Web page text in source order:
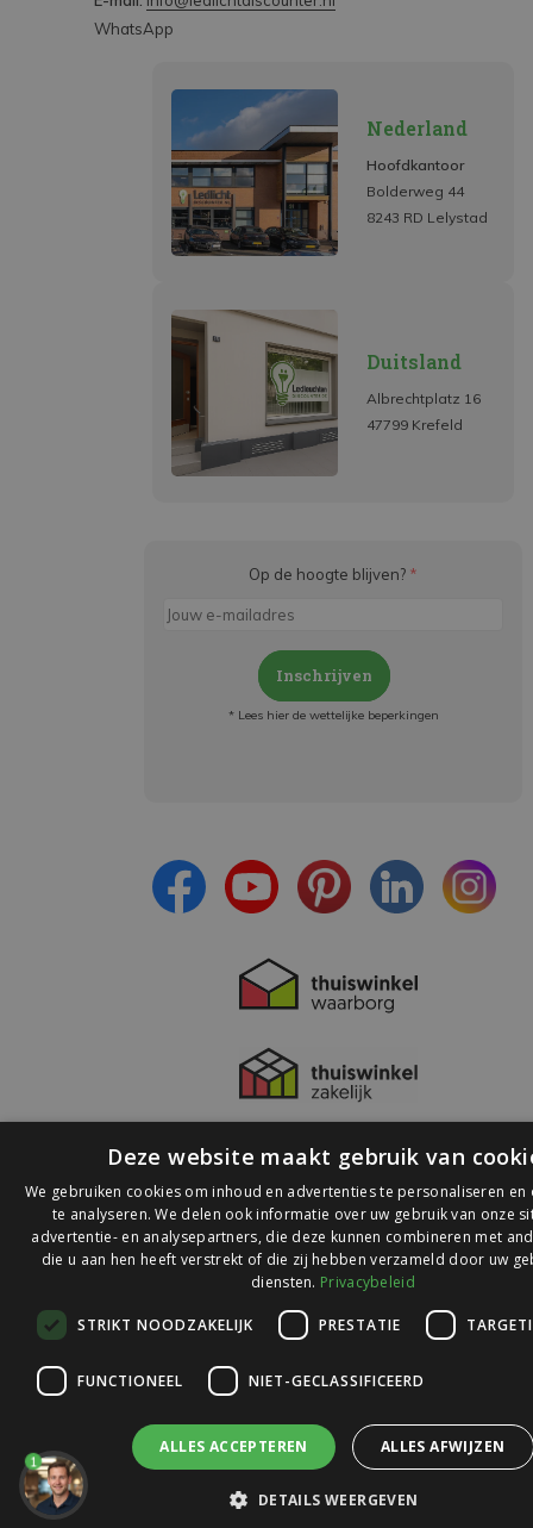
WhatsApp
Nederland
Hoofdkantoor
Bolderweg 44
8243 RD Lelystad
Duitsland
Albrechtplatz 16
47799 Krefeld
Op de hoogte blijven? *
Inschrijven
* Lees hier de wettelijke beperkingen
© 2026 Ledlichtdiscounter.nl
op
Webwinkelkeur
1
Deze website maakt gebruik van
We gebruiken cookies om inhoud en advertenties te personaliseren en
te analyseren. We delen ook informatie over uw gebruik van onze
advertentie- en analysepartners, die deze kunnen combineren met
die u aan hen heeft verstrekt of die zij hebben verzameld door uw
diensten. Privacybeleid
STRIKT NOODZAKELIJK PRESTATIE
FUNCTIONEEL NIET-GECLASSIFICEERD
ALLES ACCEPTEREN ALLES AFWIJZEN
DETAILS WEERGEVEN